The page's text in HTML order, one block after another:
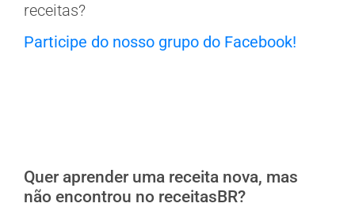
receitas?
Participe do nosso grupo do Facebook!
Quer aprender uma receita nova, mas
não encontrou no receitasBR?